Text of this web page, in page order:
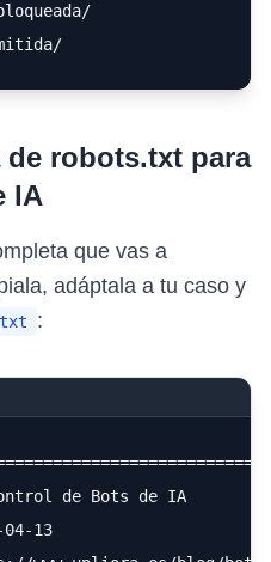
robots.txt para
IA
que vas a
adáptala a tu caso y
:
de Bots de IA
13